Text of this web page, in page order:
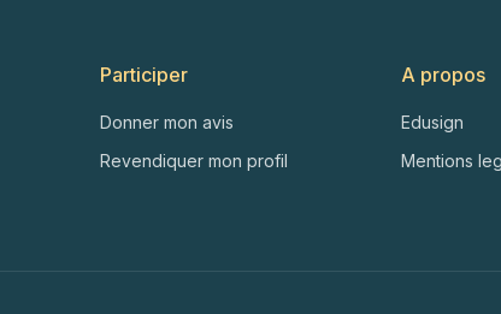
Participer
Donner mon avis
Revendiquer mon profil
A propos
Edusign
Mentions